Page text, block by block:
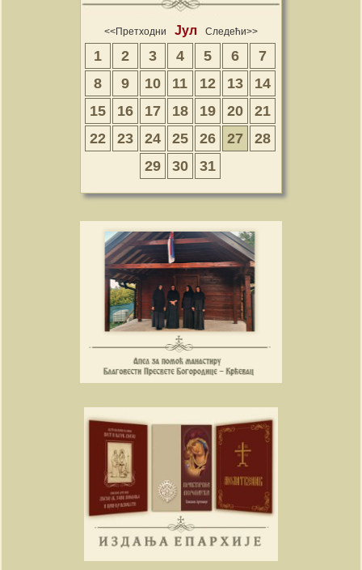
<<Претходни Јул Следећи>>
1 2 3 4 5 6
7
8
9 10 11 12 13
14
15
16 17 18 19 20
21
22
23 24 25 26 27
28
29
30 31